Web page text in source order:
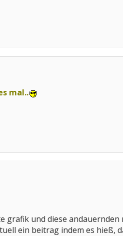
mal..
grafik und diese andauernden
ein beitrag indem es hieß,